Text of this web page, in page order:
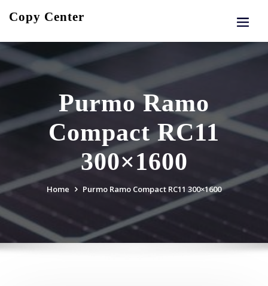
Copy Center
Purmo Ramo
Compact RC11
300×1600
Home Purmo Ramo Compact RC11 300×1600